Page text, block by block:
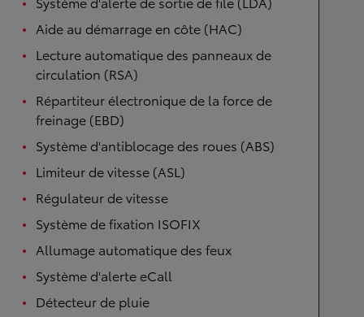
Aide au démarrage en côte (HAC)
Lecture automatique des panneaux de
circulation (RSA)
Répartiteur électronique de la force de
freinage (EBD)
Système d'antiblocage des roues (ABS)
Limiteur de vitesse (ASL)
Régulateur de vitesse
Système de fixation ISOFIX
Allumage automatique des feux
Système d'alerte eCall
Détecteur de pluie